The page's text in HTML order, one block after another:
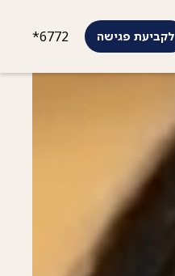
לקביעת פגישה *6772